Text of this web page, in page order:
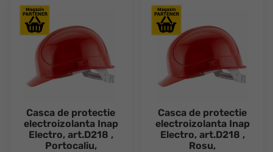
Casca de protectie electroizolanta Inap Electro, art.D218 ,
Casca de protectie
electroizolanta Inap
Electro, art.D218 ,
Portocaliu,
Casca de protectie
Casca de protectie
electroizolanta Inap
Electro, art.D218 ,
Rosu,